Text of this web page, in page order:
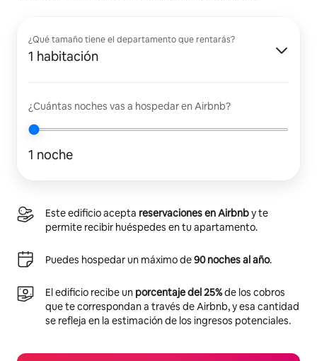
¿Qué tamaño tiene el departamento que rentarás?
1 habitación
¿Cuántas noches vas a hospedar en Airbnb?
1 noche
Este edificio acepta reservaciones en Airbnby te
permite recibir huéspedes en tu apartamento.
Puedes hospedar un máximo de90 noches al año.
El edificio recibe un porcentaje del 25%de los cobros
que te correspondan a través de Airbnb, y esa cantidad
se refleja en la estimación de los ingresos potenciales.